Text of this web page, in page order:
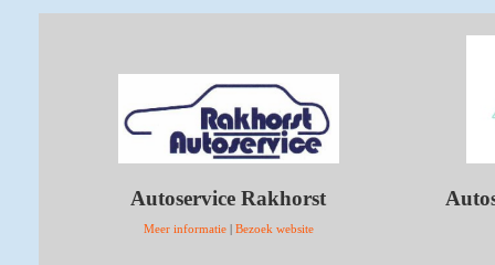
Autoservice Rakhorst
Meer informatie| Bezoek website